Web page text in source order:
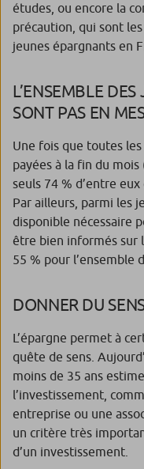
études, ou encore la
précaution, qui sont
jeunes épargnants en
L’ENSEMBLE
SONT PAS EN
Une fois que toutes
payées à la fin du
seuls 74 % d’entre
Par ailleurs, parmi les
disponible nécessaire
être bien informés sur
55 % pour l’ensemble
DONNER DU
L’épargne permet à
quête de sens.
moins de 35 ans
l’investissement,
entreprise ou une
un critère très
d’un investissement.